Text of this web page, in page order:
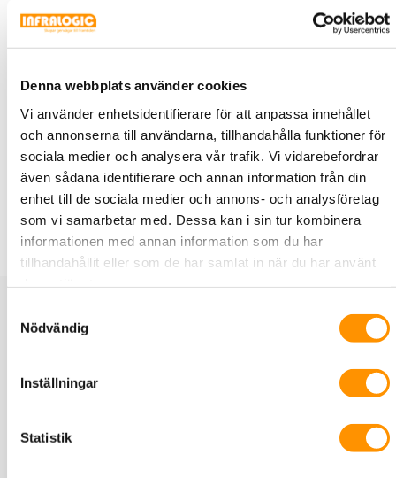
Denna webbplats använder cookies
Vi använder enhetsidentifierare för att anpassa innehållet
och annonserna till användarna, tillhandahålla funktioner för
sociala medier och analysera vår trafik. Vi vidarebefordrar
även sådana identifierare och annan information från din
enhet till de sociala medier och annons- och analysföretag
som vi samarbetar med. Dessa kan i sin tur kombinera
informationen med annan information som du har
tillhandahållit eller som de har samlat in när du har använt
Nödvändig
Inställningar
Statistik
2MP (1080p) upp till 30fps
2,5x inbyggd motoriserad zoom och motoriserad
fokuslins
iA (intelligent auto)
Färg mörkerseende (0,006 till 0,1 lx)
H.265 smart kodning
Korridorläge (90 grader eller 270 grader i bildrotation)
Inbyggd IR LED
NDAA-kompatibel